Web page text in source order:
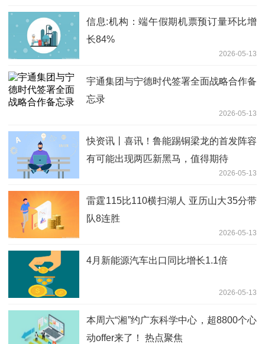
信息:机构：端午假期机票预订量环比增
长84%
2026-05-13
宇通集团与宁德时代签署全面战略合作备
忘录
2026-05-13
快资讯丨喜讯！鲁能踢铜梁龙的首发阵容
有可能出现两匹新黑马，值得期待
2026-05-13
雷霆115比110横扫湖人 亚历山大35分带
队8连胜
2026-05-13
4月新能源汽车出口同比增长1.1倍
2026-05-13
本周六“湘”约广东科学中心，超8800个心
动offer来了！ 热点聚焦